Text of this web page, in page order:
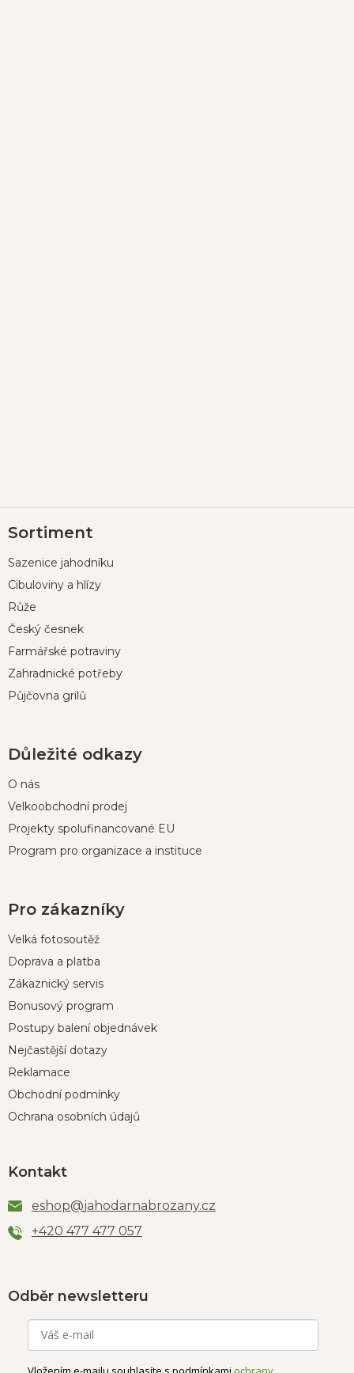
á
a
Sortiment
Sazenice jahodníku
Cibuloviny a hlízy
Růže
Český česnek
Farmářské potraviny
Zahradnické potřeby
Půjčovna grilů
Důležité odkazy
O nás
Velkoobchodní prodej
Projekty spolufinancované EU
Program pro organizace a instituce
Pro zákazníky
Velká fotosoutěž
Doprava a platba
Zákaznický servis
Bonusový program
Postupy balení objednávek
Nejčastější dotazy
Reklamace
Obchodní podmínky
Ochrana osobních údajů
Kontakt
eshop@jahodarnabrozany.cz
+420 477 477 057
Odběr newsletteru